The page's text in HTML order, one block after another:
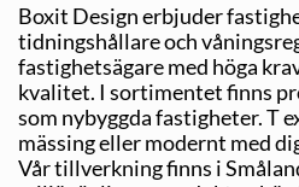
Boxit Design erbjuder
tidningshållare och
fastighetsägare med höga
kvalitet. I sortimentet finns
som nybyggda fastigheter. T
mässing eller modernt med
Vår tillverkning finns i